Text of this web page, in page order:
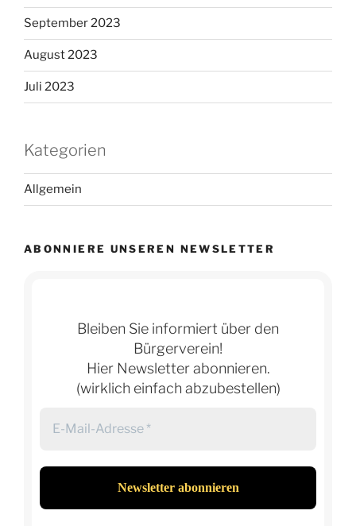
September 2023
August 2023
Juli 2023
Kategorien
Allgemein
ABONNIERE UNSEREN NEWSLETTER
Bleiben Sie informiert über den
Bürgerverein!
Hier Newsletter abonnieren.
(wirklich einfach abzubestellen)